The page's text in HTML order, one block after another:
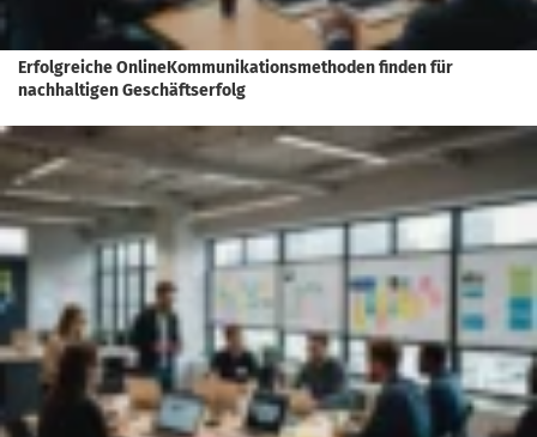
Erfolgreiche OnlineKommunikationsmethoden finden für
nachhaltigen Geschäftserfolg